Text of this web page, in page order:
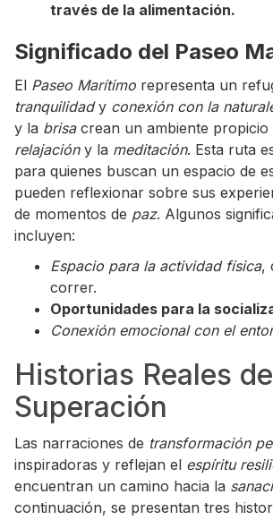
través de la alimentación.
Significado del Paseo
El Paseo Marítimo representa un
tranquilidady conexión con la
y la brisacrean un ambiente propicio
relajacióny la meditación. Esta ruta
para quienes buscan un espacio de
pueden reflexionar sobre sus
de momentos de paz. Algunos
incluyen:
Espacio para la actividad física,
correr.
Oportunidades para la
Conexión emocional con el
Historias Reales de
Superación
Las narraciones de transformación
inspiradoras y reflejan el espíritu
encuentran un camino hacia la
continuación, se presentan tres